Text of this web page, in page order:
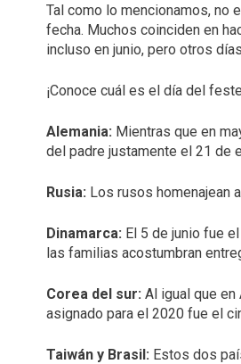
Tal como lo mencionamos, no
fecha. Muchos coinciden en
incluso en junio, pero otros
¡Conoce cuál es el día del
Alemania: Mientras que en
del padre justamente el 21 de
Rusia: Los rusos homenajean
Dinamarca: El 5 de junio fue
las familias acostumbran
Corea del sur: Al igual que
asignado para el 2020 fue el
Taiwán y Brasil: Estos dos